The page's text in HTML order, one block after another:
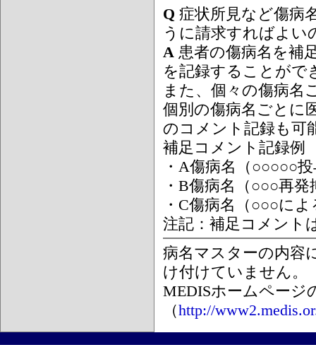
Q 症状所見など傷病
うに請求すればよい
A 患者の傷病名を補
を記録することがで
また、個々の傷病名
個別の傷病名ごとに
のコメント記録も可
補足コメント記録例
・A傷病名（○○○○○
・B傷病名（○○○再
・C傷病名（○○○に
注記：補足コメント
病名マスターの内容
け付けていません。
MEDISホームページ
（http://